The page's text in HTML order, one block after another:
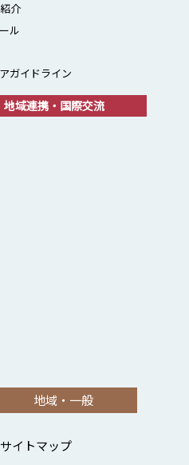
介
ル
ガイドライン
地域連携・国際交流
地域・一般
サイトマップ